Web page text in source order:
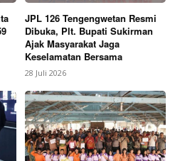
JPL 126 Tengengwetan Resmi
Dibuka, Plt. Bupati Sukirman
Ajak Masyarakat Jaga
Keselamatan Bersama
28 Juli 2026